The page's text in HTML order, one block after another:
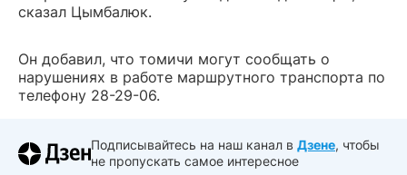
сказал Цымбалюк.
Он добавил, что томичи могут сообщать о
нарушениях в работе маршрутного транспорта по
телефону 28-29-06.
Подписывайтесь на наш канал в Дзене, чтобы
не пропускать самое интересное